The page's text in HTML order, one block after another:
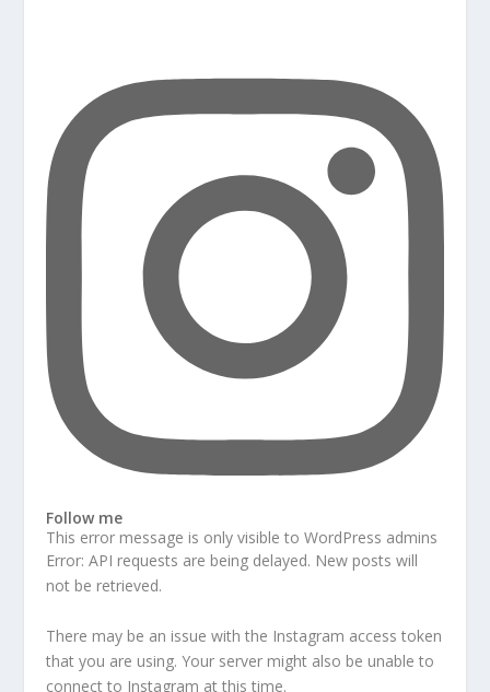
Follow me
This error message is only visible to WordPress admins
Error: API requests are being delayed. New posts will
not be retrieved.
There may be an issue with the Instagram access token
that you are using. Your server might also be unable to
connect to Instagram at this time.